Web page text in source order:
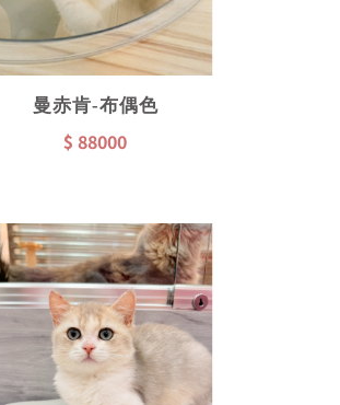
曼赤肯-布偶色
$ 88000